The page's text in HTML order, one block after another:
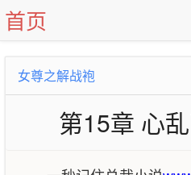
首页
女尊之解战袍
第15章 心乱